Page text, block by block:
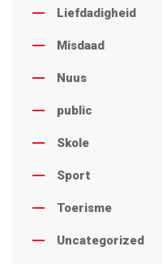
Liefdadigheid
Misdaad
Nuus
public
Skole
Sport
Toerisme
Uncategorized